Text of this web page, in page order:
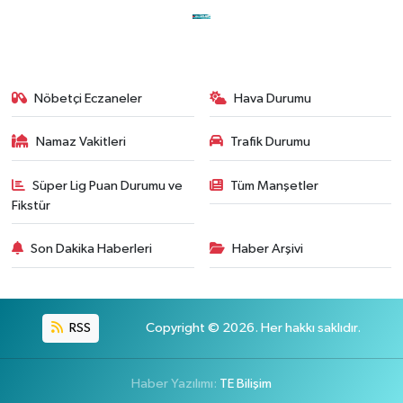
Nöbetçi Eczaneler Hava Durumu
Namaz Vakitleri Trafik Durumu
Süper Lig Puan Durumu ve
Fikstür
Tüm Manşetler
Son Dakika Haberleri Haber Arşivi
RSS Copyright © 2026. Her hakkı saklıdır.
Haber Yazılımı: TE Bilişim